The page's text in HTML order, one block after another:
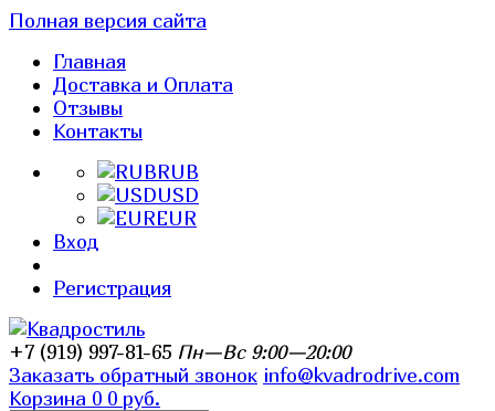
Полная версия сайта
Главная
Доставка и Оплата
Отзывы
Контакты
RUB
USD
EUR
Вход
Регистрация
+7 (919) 997-81-65 Пн—Вс 9:00—20:00
Заказать обратный звонок info@kvadrodrive.com
Корзина 0 0 руб.